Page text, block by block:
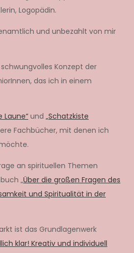
Logopädin.
und unbezahlt von mir
Konzept der
das ich in einem
Laune“ und „Schatzkiste
Fachbücher, mit denen ich
an spirituellen Themen
„Über die großen Fragen des
und Spiritualität in der
ist das Grundlagenwerk
klar! Kreativ und individuell